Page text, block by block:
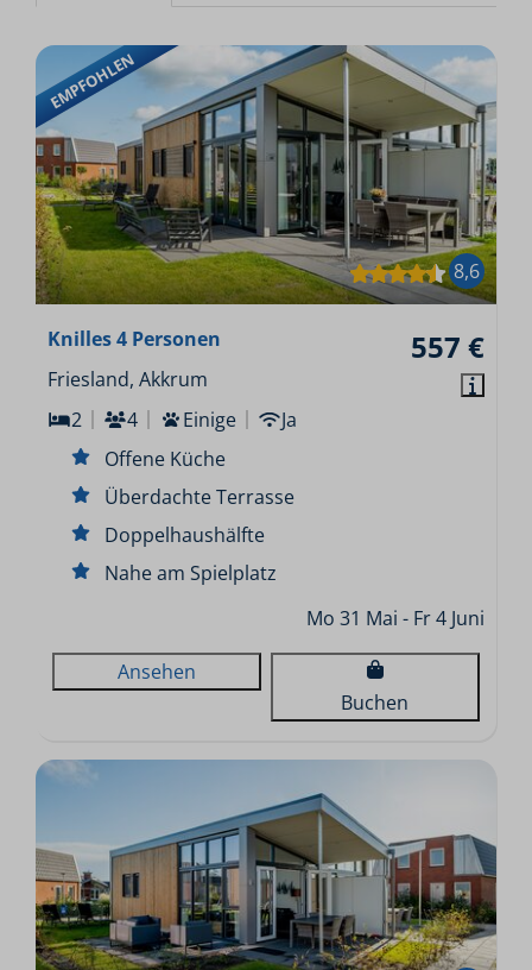
EMPFOHLEN
8,6
557 €
Knilles 4 Personen
Friesland, Akkrum
2
4 Einige
Ja
Offene Küche
Überdachte Terrasse
Doppelhaushälfte
Nahe am Spielplatz
Mo 31 Mai - Fr 4 Juni
Ansehen
Buchen